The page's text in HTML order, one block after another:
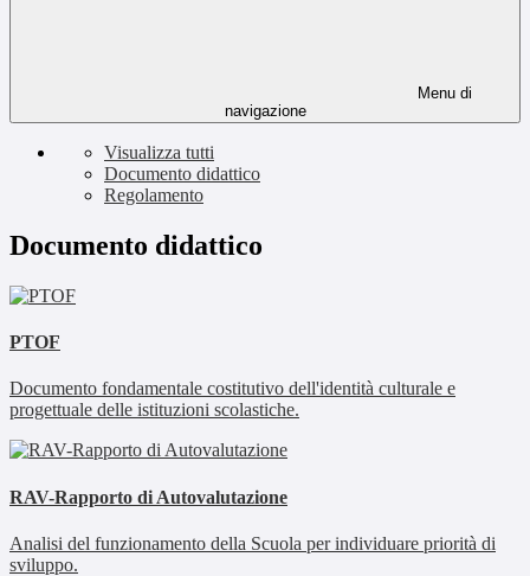
Menu di
navigazione
Visualizza tutti
Documento didattico
Regolamento
Documento didattico
PTOF
Documento fondamentale costitutivo dell'identità culturale e
progettuale delle istituzioni scolastiche.
RAV-Rapporto di Autovalutazione
Analisi del funzionamento della Scuola per individuare priorità di
sviluppo.